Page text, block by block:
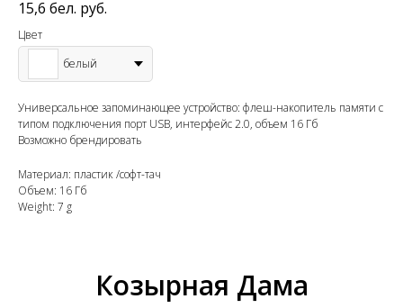
15,6 бел. руб.
Цвет
белый
Универсальное запоминающее устройство: флеш-накопитель памяти с
типом подключения порт USB, интерфейс 2.0, объем 16 Гб
Возможно брендировать
Материал: пластик /софт-тач
Объем: 16 Гб
Weight: 7 g
Козырная Дама